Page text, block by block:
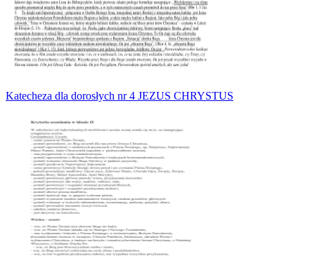
Katecheza dla dorosłych nr 4 JEZUS CHRYSTUS